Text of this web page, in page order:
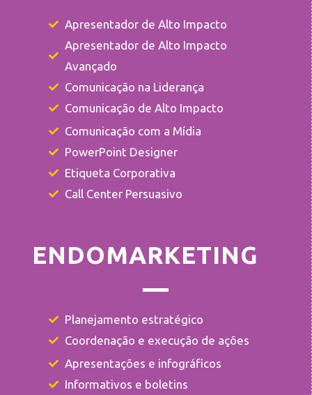
Apresentador de Alto Impacto
Apresentador de Alto Impacto
Avançado
Comunicação na Liderança
Comunicação de Alto Impacto
Comunicação com a Mídia
PowerPoint Designer
Etiqueta Corporativa
Call Center Persuasivo
ENDOMARKETING
Planejamento estratégico
Coordenação e execução de ações
Apresentações e infográficos
Informativos e boletins